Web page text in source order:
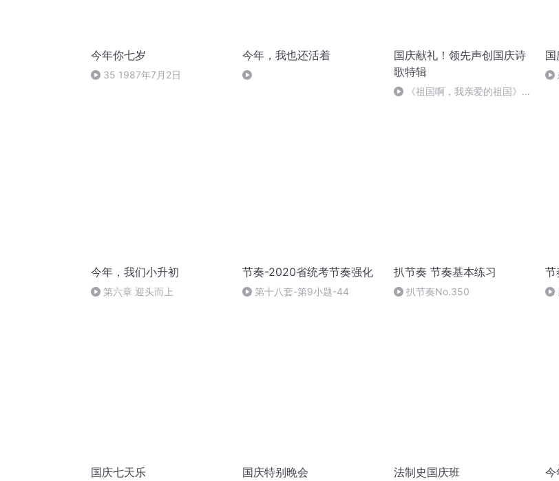
今年你七岁
35 1987年7月2日
今年，我也还活着
国庆献礼！领先声创国庆诗
歌特辑
《祖国啊，我亲爱的祖国》温
国
今年，我们小升初
第六章 迎头而上
节奏-2020省统考节奏强化
第十八套-第9小题-44
扒节奏 节奏基本练习
扒节奏No.350
节
国庆七天乐 国庆特别晚会 法制史国庆班 今